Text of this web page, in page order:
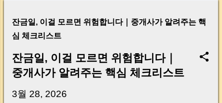
잔금일, 이걸 모르면 위험합니다｜중개사가 알려주는 핵
심 체크리스트
잔금일, 이걸 모르면 위험합니다｜
중개사가 알려주는 핵심 체크리스트
3월 28, 2026